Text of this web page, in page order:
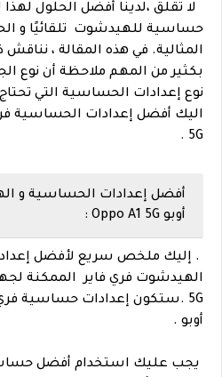
لا تقلق ،لدينا أفضل الحلول
حساسية للهيدشوت تلقائيًا و
المثالية. في هذه المقالة ،
بكثير من المهم ملاحظة أن نوع
نوع إعدادات الحساسية التي
5G .
أفضل إعدادات الحساسية و
أوبو Oppo A1 5G :
. إليك ملخص سريع لأفضل
الهيدشوت فري فاير الممكنة
5G .
ستكون إعدادات حساسية فري
أوبو .
يجب عليك استخدام أفضل